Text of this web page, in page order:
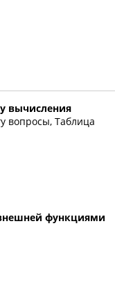
вычисления
вопросы, Таблица
функциями